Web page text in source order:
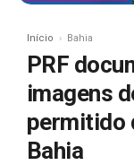
Início Bahia
PRF
imagens
permitido
Bahia